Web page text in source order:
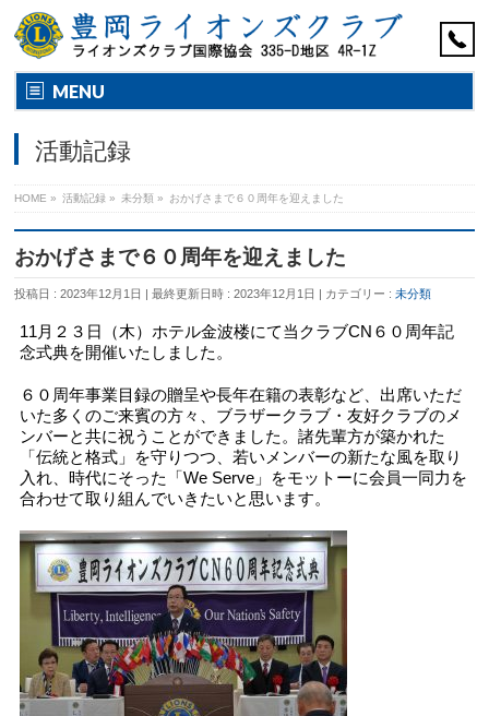
MENU
活動記録
HOME » 活動記録 » 未分類 » おかげさまで６０周年を迎えました
おかげさまで６０周年を迎えました
投稿日 : 2023年12月1日 最終更新日時 : 2023年12月1日 カテゴリー :未分類
11月２３日（木）ホテル金波楼にて当クラブCN６０周年記
念式典を開催いたしました。
６０周年事業目録の贈呈や長年在籍の表彰など、出席いただ
いた多くのご来賓の方々、ブラザークラブ・友好クラブのメ
ンバーと共に祝うことができました。諸先輩方が築かれた
「伝統と格式」を守りつつ、若いメンバーの新たな風を取り
入れ、時代にそった「We Serve」をモットーに会員一同力を
合わせて取り組んでいきたいと思います。